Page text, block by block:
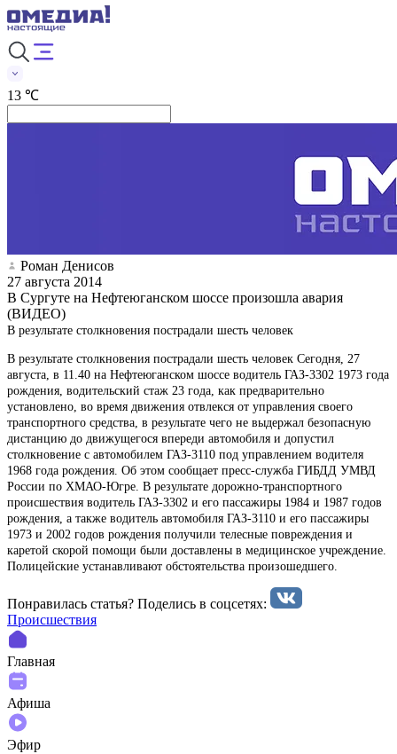
13 ℃
Роман Денисов
27 августа 2014
В Сургуте на Нефтеюганском шоссе произошла авария
(ВИДЕО)
В результате столкновения пострадали шесть человек
В результате столкновения пострадали шесть человек Cегодня, 27
августа, в 11.40 на Нефтеюганском шоссе водитель ГАЗ-3302 1973 года
рождения, водительский стаж 23 года, как предварительно
установлено, во время движения отвлекся от управления своего
транспортного средства, в результате чего не выдержал безопасную
дистанцию до движущегося впереди автомобиля и допустил
столкновение с автомобилем ГАЗ-3110 под управлением водителя
1968 года рождения. Об этом сообщает пресс-служба ГИБДД УМВД
России по ХМАО-Югре. В результате дорожно-транспортного
происшествия водитель ГАЗ-3302 и его пассажиры 1984 и 1987 годов
рождения, а также водитель автомобиля ГАЗ-3110 и его пассажиры
1973 и 2002 годов рождения получили телесные повреждения и
каретой скорой помощи были доставлены в медицинское учреждение.
Полицейские устанавливают обстоятельства произошедшего.
Понравилась статья? Поделиcь в соцсетях:
Происшествия
Главная
Афиша
Эфир